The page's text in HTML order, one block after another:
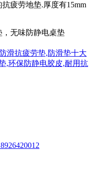
疲劳地垫.厚度有15mm
，无味防静电桌垫
滑抗疲劳垫,防滑垫十大
,环保防静电胶皮,耐用抗